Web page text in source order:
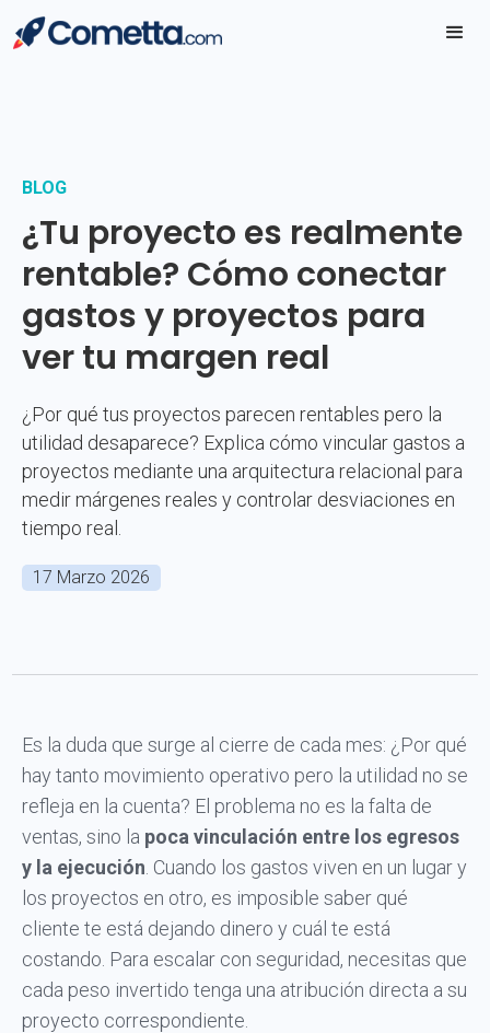
BLOG
¿Tu proyecto es realmente
rentable? Cómo conectar
gastos y proyectos para
ver tu margen real
¿Por qué tus proyectos parecen rentables pero la
utilidad desaparece? Explica cómo vincular gastos a
proyectos mediante una arquitectura relacional para
medir márgenes reales y controlar desviaciones en
tiempo real.
17 Marzo 2026
Es la duda que surge al cierre de cada mes: ¿Por qué
hay tanto movimiento operativo pero la utilidad no se
refleja en la cuenta? El problema no es la falta de
ventas, sino la poca vinculación entre los egresos
y la ejecución . Cuando los gastos viven en un lugar y
los proyectos en otro, es imposible saber qué
cliente te está dejando dinero y cuál te está
costando. Para escalar con seguridad, necesitas que
cada peso invertido tenga una atribución directa a su
proyecto correspondiente.